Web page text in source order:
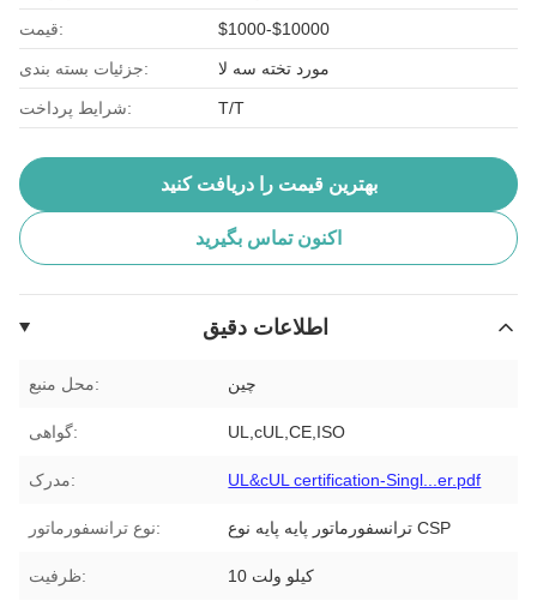
قیمت: $1000-$10000
جزئیات بسته بندی: مورد تخته سه لا
شرایط پرداخت: T/T
بهترین قیمت را دریافت کنید
اکنون تماس بگیرید
اطلاعات دقیق
محل منبع: چین
گواهی: UL,cUL,CE,ISO
مدرک: UL&cUL certification-Singl...er.pdf
نوع ترانسفورماتور: ترانسفورماتور پایه پایه نوع CSP
ظرفیت: 10 کیلو ولت